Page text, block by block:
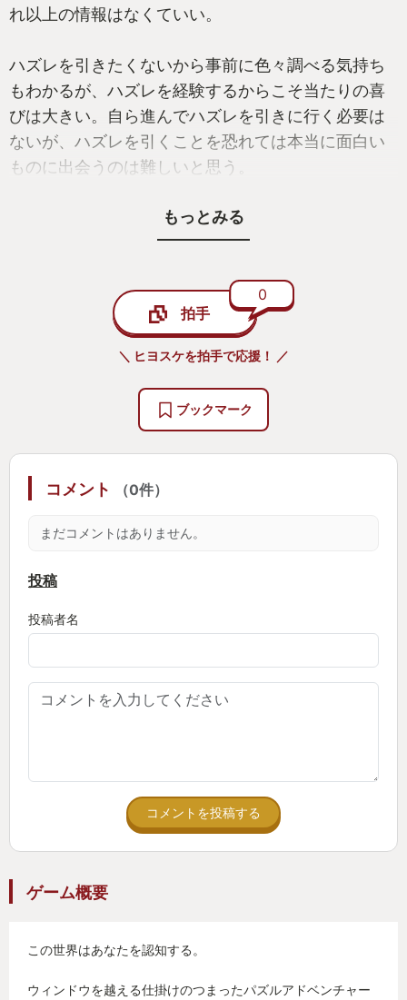
リンクも国中を歩き回り、いろんな人々に出会う。
て悪に立ち向かっていく。大切な人を救い出すため
に。
これは再生の物語であり、愛を知る物語でもあるの
だ。
ないわけではない。でもそれは完成度が高い故に生
まれるわがままだ。人はつい欲張ってしまう。
るが、知らなくても十分楽しめるはずなので前作未
プレイの方も安心してほしい。あとゴンゾウも知ら
なくて大丈夫だけど、面白いから機会があったら見
てほしい。シベ超はどっちでもいい。
このレビューを書きながら、やっぱり今年の1本はこ
はまだまだあるが、いい加減長くなったのでこの辺
いと思う。
この世界は愛で溢れてるよ！
このゲームには、クリアだけを目指すのであれば見
ている。
===
いきなり脇役の方にばかり言及したが、主人公たち8
道であるものの、好きな順番で進めれることで擬似
オープンワールド的な自由度を味わえるのも面白
さらに今回は新たにクロスストーリーというイベン
トが導入され、8人のうちの2人を主人公とした物語
も展開していく。これにより仲間感が強まってるの
がいい。
まぁそれも多少強引で雑なんだが、それがいい。そ
れでいい。
===
戦闘システムも新要素がうまく機能してて前作から
前作同様に基本はターン制のコマンドバトルで、行
ションで行動を遅らせたり、敵の弱点をついてブレ
イクさせると弱体化させ行動不能にできたりと戦略
さらにターンごとに1ポイント貯まるブーストポイン
ト（BP）を消費することで一度に複数回攻撃したり
性を高めている。
れ以上の情報はなくていい。
ハズレを引きたくないから事前に色々調べる気持ち
もわかるが、ハズレを経験するからこそ当たりの喜
びは大きい。自ら進んでハズレを引きに行く必要は
ないが、ハズレを引くことを恐れては本当に面白い
ものに出会うのは難しいと思う。
OneShotが面白いかどうか？
プレイ動画？攻略情報？
り（OneShot）だ。
もっとみる
拍手
0
＼ ヒヨスケを拍手で応援！ ／
ブックマーク
コメント （0件）
まだコメントはありません。
投稿
投稿者名
コメントを投稿する
ゲーム概要
この世界はあなたを認知する。
ウィンドウを越える仕掛けのつまったパズルアドベンチャー